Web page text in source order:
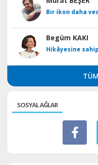
Bir ikon daha
Begüm KAKI
Hikâyesine
SOSYAL AĞLAR